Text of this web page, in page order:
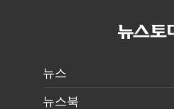
뉴스
뉴스북